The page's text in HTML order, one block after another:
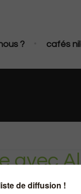
? cafés
avec
| 0